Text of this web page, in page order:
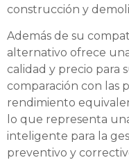
construcción y
Además de su
alternativo ofrece
calidad y precio para
comparación con las
rendimiento
lo que representa
inteligente para la
preventivo y